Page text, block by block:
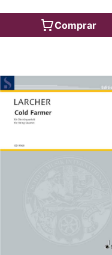
Comprar